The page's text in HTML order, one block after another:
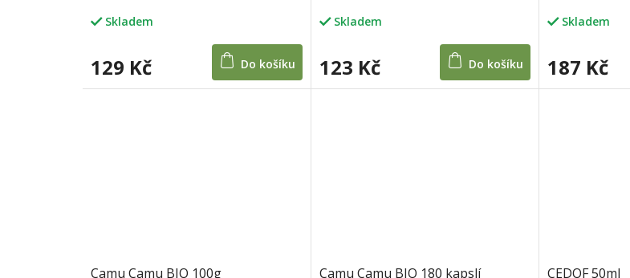
Skladem
129 Kč Do košíku
Skladem
123 Kč Do košíku
Skladem
187 Kč
Camu Camu BIO 100g Camu Camu BIO 180 kapslí CEDOF 50ml